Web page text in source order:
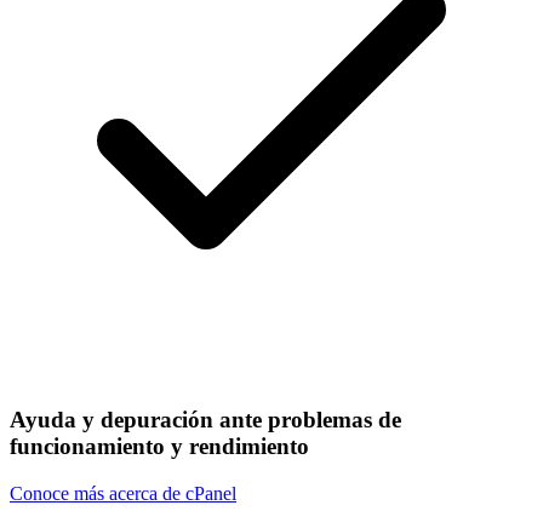
Ayuda y depuración ante problemas de
funcionamiento y rendimiento
Conoce más acerca de cPanel